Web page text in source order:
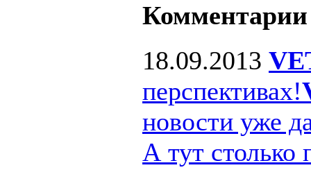
Комментарии
18.09.2013
перспективах!
новости уже
А тут